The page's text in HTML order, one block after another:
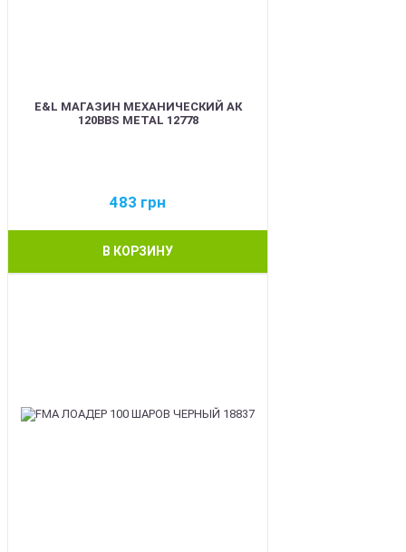
E&L МАГАЗИН МЕХАНИЧЕСКИЙ АК
120BBS METAL 12778
483 грн
В КОРЗИНУ